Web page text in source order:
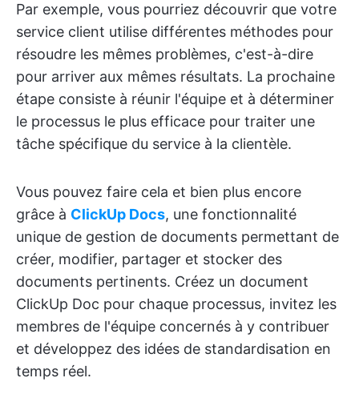
Par exemple, vous pourriez découvrir que votre
service client utilise différentes méthodes pour
résoudre les mêmes problèmes, c'est-à-dire
pour arriver aux mêmes résultats. La prochaine
étape consiste à réunir l'équipe et à déterminer
le processus le plus efficace pour traiter une
tâche spécifique du service à la clientèle.
Vous pouvez faire cela et bien plus encore
grâce à ClickUp Docs, une fonctionnalité
unique de gestion de documents permettant de
créer, modifier, partager et stocker des
documents pertinents. Créez un document
ClickUp Doc pour chaque processus, invitez les
membres de l'équipe concernés à y contribuer
et développez des idées de standardisation en
temps réel.